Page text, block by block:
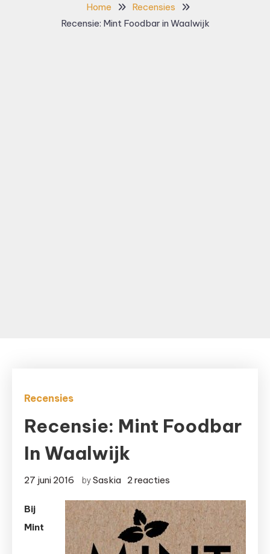
Home
Recensies
Recensie: Mint Foodbar in Waalwijk
Recensies
Recensie: Mint Foodbar
In Waalwijk
27 juni 2016 bySaskia 2 reacties
Mint
Foodbar
in
Bij
Mint